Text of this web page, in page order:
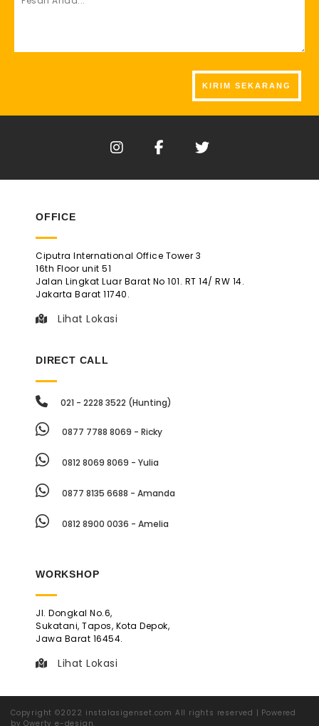
OFFICE
Ciputra International Office Tower 3
16th Floor unit 51
Jalan Lingkat Luar Barat No 101. RT 14/ RW 14.
Jakarta Barat 11740.
Lihat Lokasi
DIRECT CALL
021 - 2228 3522 (Hunting)
0877 7788 8069 - Ricky
0812 8069 8069 - Yulia
0877 8135 6688 - Amanda
0812 8900 0036 - Amelia
WORKSHOP
Jl. Dongkal No.6,
Sukatani, Tapos, Kota Depok,
Jawa Barat 16454.
Lihat Lokasi
Copyright ©2022 instalasigenset.com All rights reserved | Powered
by Qwerty e-design.